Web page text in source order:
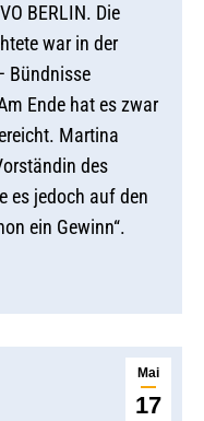
BERLIN. Die
war in der
Bündnisse
Ende hat es zwar
Martina
des
es jedoch auf den
ein Gewinn“.
Mai
17